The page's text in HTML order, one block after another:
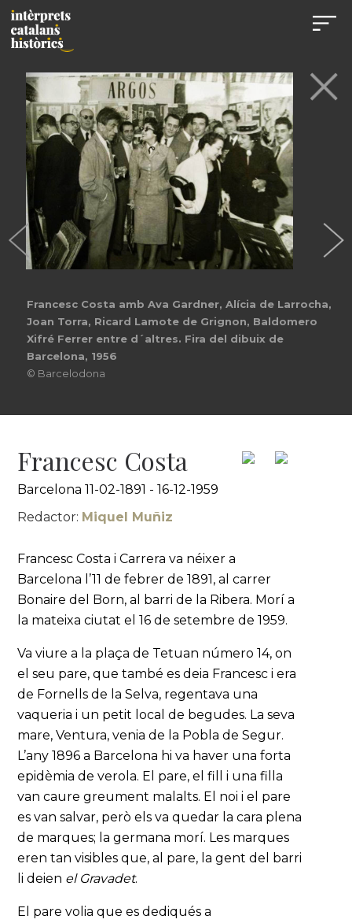
Francesc Costa amb Ava Gardner, Alícia de Larrocha,
Joan Torra, Ricard Lamote de Grignon, Baldomero
Xifré Ferrer entre d´altres. Fira del dibuix de
Barcelona, 1956
© Barcelodona
Francesc Costa
Barcelona 11-02-1891 - 16-12-1959
Redactor: Miquel Muñiz
Francesc Costa i Carrera va néixer a
Barcelona l’11 de febrer de 1891, al carrer
Bonaire del Born, al barri de la Ribera. Morí a
la mateixa ciutat el 16 de setembre de 1959.
Va viure a la plaça de Tetuan número 14, on
el seu pare, que també es deia Francesc i era
de Fornells de la Selva, regentava una
vaqueria i un petit local de begudes. La seva
mare, Ventura, venia de la Pobla de Segur.
L’any 1896 a Barcelona hi va haver una forta
epidèmia de verola. El pare, el fill i una filla
van caure greument malalts. El noi i el pare
es van salvar, però els va quedar la cara plena
de marques; la germana morí. Les marques
eren tan visibles que, al pare, la gent del barri
li deien el Gravadet.
El pare volia que es dediqués a